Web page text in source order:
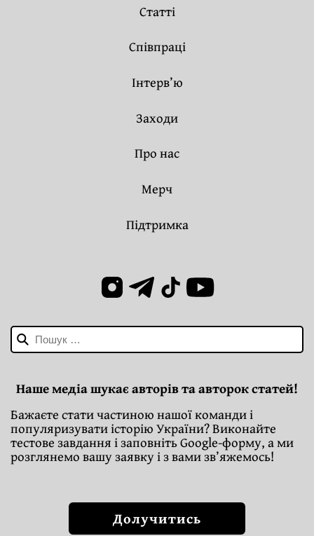
Пошук:
Статті
Співпраці
Інтерв’ю
Заходи
Про нас
Мерч
Підтримка
Наше медіа шукає авторів та авторок статей!
Бажаєте стати частиною нашої команди і
популяризувати історію України? Виконайте
тестове завдання і заповніть Google-форму, а ми
розглянемо вашу заявку і з вами зв’яжемось!
Долучитись